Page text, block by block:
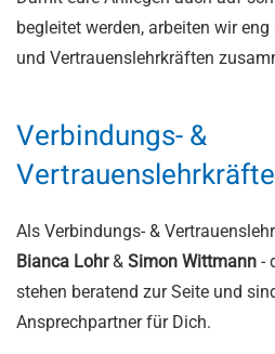
begleitet werden, arbeiten wir
und Vertrauenslehrkräften
Verbindungs- &
Als Verbindungs- &
Bianca Lohr& Simon Wittmann -
stehen beratend zur Seite und
Ansprechpartner für Dich.